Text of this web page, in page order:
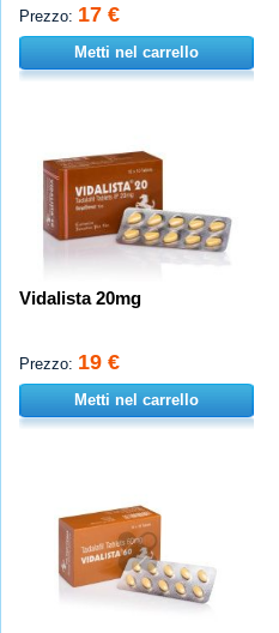
Prezzo: 17 €
Metti nel carrello
Vidalista 20mg
Prezzo: 19 €
Metti nel carrello